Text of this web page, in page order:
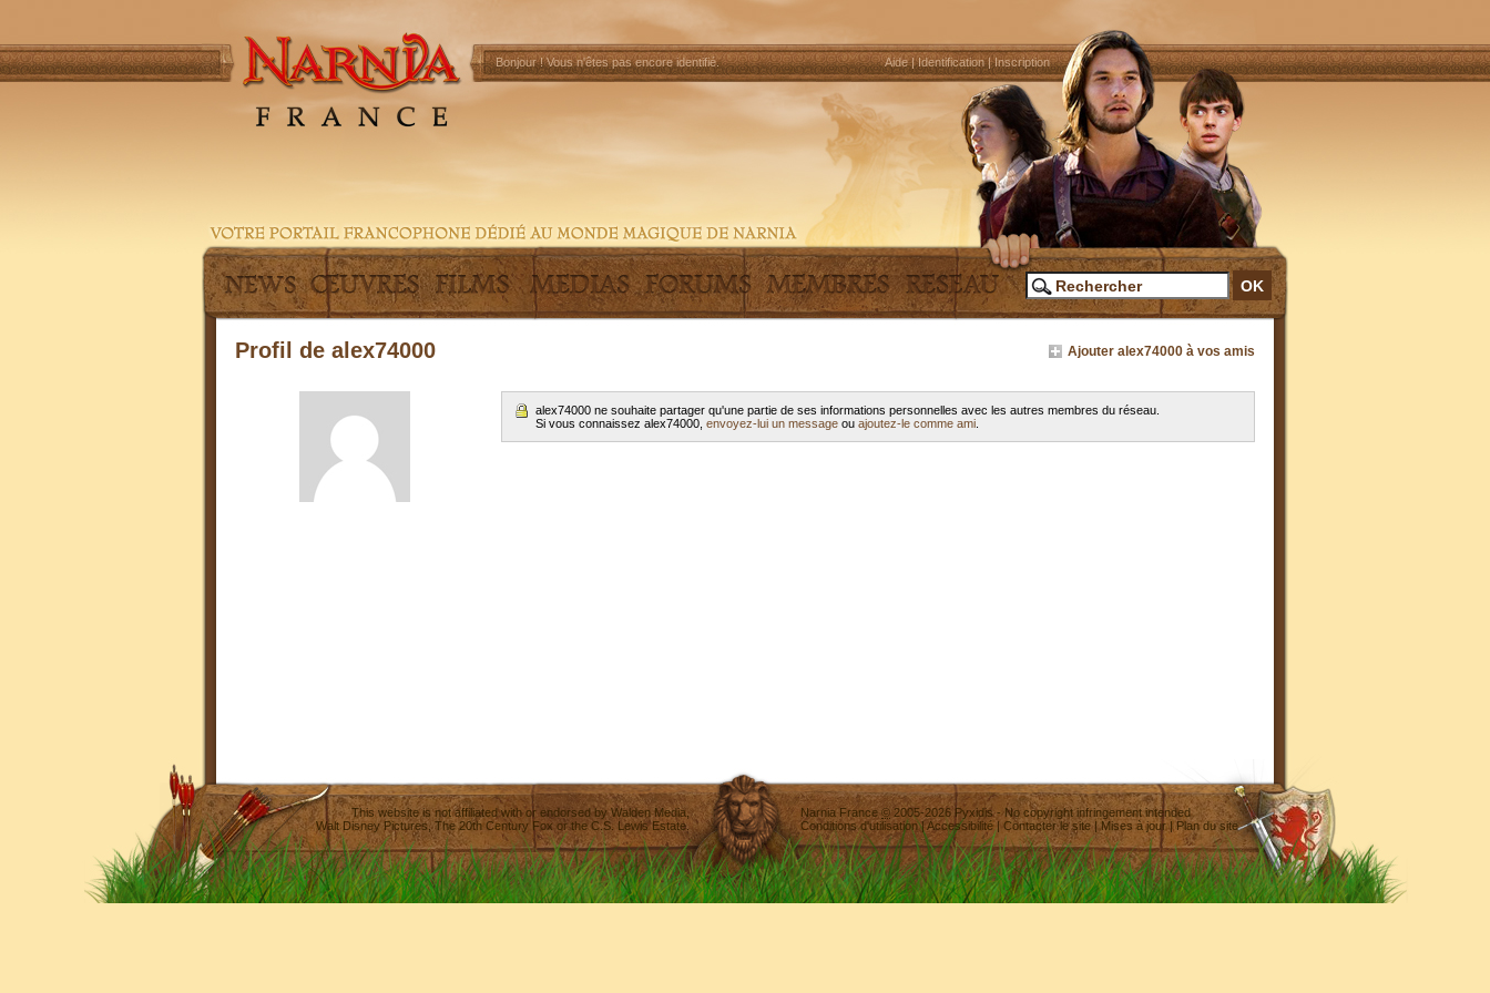
Bonjour !Vous n'êtes pas encore identifié. Aide|Identification|Inscription
Profil de alex74000 Ajouter alex74000 à vos amis
alex74000 ne souhaite partager qu'une partie de ses informations personnelles avec les autres membres du réseau.
Si vous connaissez alex74000, envoyez-lui un message ou ajoutez-le comme ami
This website is not affiliated with or endorsed byWalden Media
Walt Disney Pictures,The 20th Century Fox or the C.S. Lewis Estate.
Narnia France ©2005-2026 Pyxidis- No copyright infringement intended
Conditions d'utilisation|Accessibilité| Contacter le site|Mises à jour| Plan du site